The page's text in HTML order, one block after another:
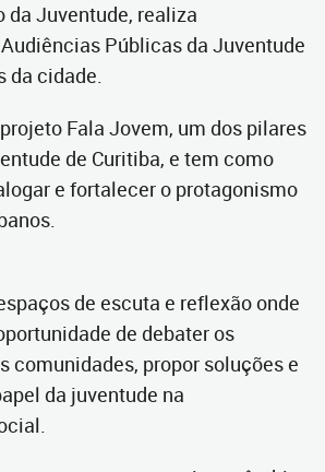
da Juventude, realiza
Públicas da Juventude
da cidade.
Fala Jovem, um dos pilares
de Curitiba, e tem como
e fortalecer o protagonismo
de escuta e reflexão onde
de debater os
comunidades, propor soluções e
da juventude na